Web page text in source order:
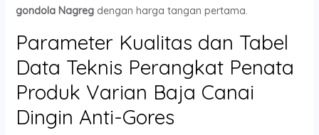
gondola Nagregdengan harga tangan pertama.
Parameter Kualitas dan Tabel
Data Teknis Perangkat Penata
Produk Varian Baja Canai
Dingin Anti-Gores